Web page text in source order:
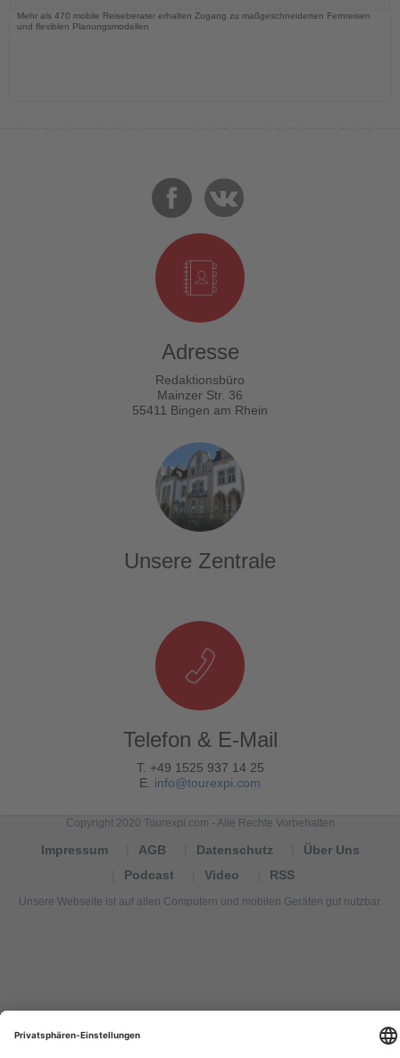
Mehr als 470 mobile Reiseberater erhalten Zugang zu maßgeschneiderten Fernreisen
und flexiblen Planungsmodellen
Adresse
Redaktionsbüro
Mainzer Str. 36
55411 Bingen am Rhein
Unsere Zentrale
Telefon & E-Mail
T. +49 1525 937 14 25
E. info@tourexpi.com
Copyright 2020 Tourexpi.com - Alle Rechte Vorbehalten
Impressum AGB Datenschutz
Über Uns
Podcast
Video RSS
Unsere Webseite ist auf allen Computern und mobilen Geräten gut nutzbar.
news,